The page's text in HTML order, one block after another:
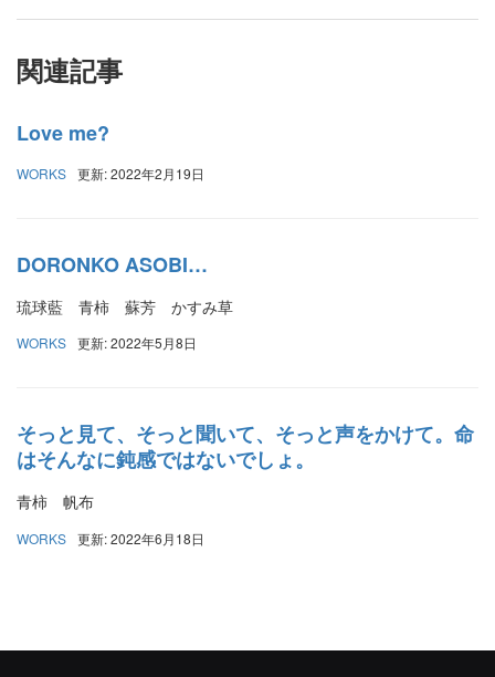
関連記事
Love me?
WORKS 更新: 2022年2月19日
DORONKO ASOBI…
琉球藍 青柿 蘇芳 かすみ草
WORKS 更新: 2022年5月8日
そっと見て、そっと聞いて、そっと声をかけて。命
はそんなに鈍感ではないでしょ。
青柿 帆布
WORKS 更新: 2022年6月18日